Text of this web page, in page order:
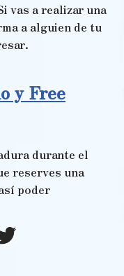
vas a realizar una
a alguien de tu
y Free
durante el
reserves una
poder